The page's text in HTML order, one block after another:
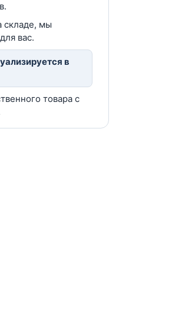
складе, мы
вас.
в
товара с